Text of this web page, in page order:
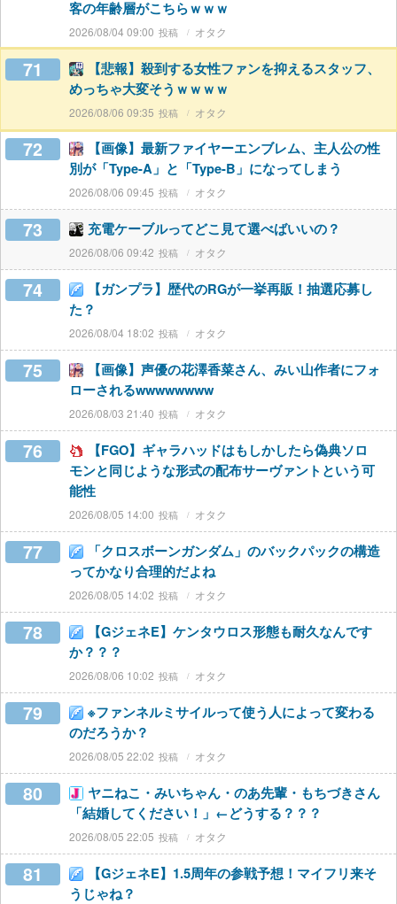
客の年齢層がこちらｗｗｗ
2026/08/04 09:00 オタク
71
【悲報】殺到する女性ファンを抑えるスタッフ、
めっちゃ大変そうｗｗｗｗ
2026/08/06 09:35 オタク
72
【画像】最新ファイヤーエンブレム、主人公の性
別が「Type-A」と「Type-B」になってしまう
2026/08/06 09:45 オタク
73 充電ケーブルってどこ見て選べばいいの？
2026/08/06 09:42 オタク
74
【ガンプラ】歴代のRGが一挙再販！抽選応募し
た？
2026/08/04 18:02 オタク
75
【画像】声優の花澤香菜さん、みい山作者にフォ
ローされるwwwwwwww
2026/08/03 21:40 オタク
76
【FGO】ギャラハッドはもしかしたら偽典ソロ
モンと同じような形式の配布サーヴァントという可
能性
2026/08/05 14:00 オタク
77
「クロスボーンガンダム」のバックパックの構造
ってかなり合理的だよね
2026/08/05 14:02 オタク
78
【GジェネE】ケンタウロス形態も耐久なんです
か？？？
2026/08/06 10:02 オタク
79
※ファンネルミサイルって使う人によって変わる
のだろうか？
2026/08/05 22:02 オタク
80
ヤニねこ・みいちゃん・のあ先輩・もちづきさん
「結婚してください！」←どうする？？？
2026/08/05 22:05 オタク
81
【GジェネE】1.5周年の参戦予想！マイフリ来そ
うじゃね？